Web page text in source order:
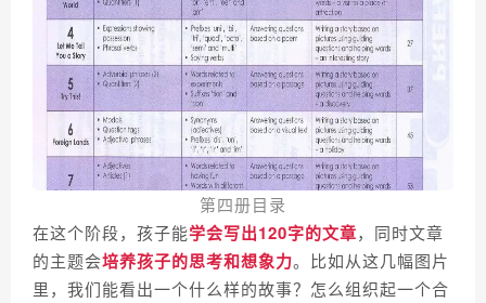
第四册目录
在这个阶段，孩子能学会写出120字的文章，同时文章
的主题会培养孩子的思考和想象力。比如从这几幅图片
里，我们能看出一个什么样的故事？怎么组织起一个合